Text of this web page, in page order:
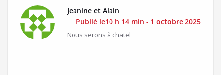
Jeanine et Alain
Publié le10 h 14 min - 1 octobre 2025
Nous serons à chatel